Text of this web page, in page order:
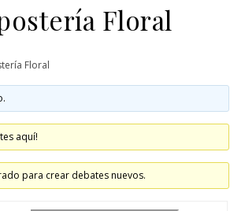
Floral
Floral
aquí!
para crear debates nuevos.